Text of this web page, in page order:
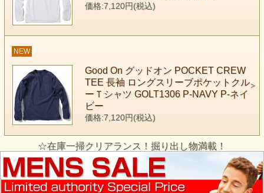
価格:7,120円(税込)
NEW
Good On グッドオン POCKET CREW
TEE 長袖 ロングスリーブポケットクル
ーＴシャツ GOLT1306 P-NAVY P-ネイ
ビー
価格:7,120円(税込)
☆在庫一掃クリアランス！掘り出し物満載！